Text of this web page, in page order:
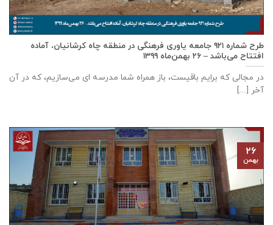
طرح شماره ۹۲۱ جامعه ياوری فرهنگی در منطقه چاه کرشانیان، آماده
افتتاح می‌باشد – ۲۶ بهمن‌ماه ۱۳۹۹
در مجالی که برایم باقیست، باز همراه شما مدرسه ای می‌سازیم، که در آن
آخر [...]
۲۶
بهمن